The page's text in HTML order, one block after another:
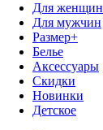
Для женщин
Для мужчин
Размер+
Белье
Аксессуары
Скидки
Новинки
Детское